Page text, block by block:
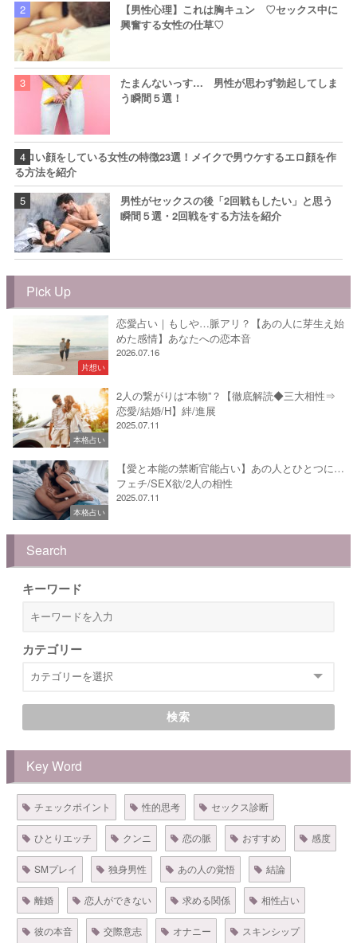
【男性心理】これは胸キュン ♡セックス中に
興奮する女性の仕草♡
たまんないっす… 男性が思わず勃起してしま
う瞬間５選！
エロい顔をしている女性の特徴23選！メイクで男ウケするエロ顔を作
る方法を紹介
男性がセックスの後「2回戦もしたい」と思う
瞬間５選・2回戦をする方法を紹介
Pick Up
片想い
恋愛占い｜もしや…脈アリ？【あの人に芽生え始
めた感情】あなたへの恋本音
2026.07.16
本格占い
2人の繋がりは“本物”？【徹底解読◆三大相性⇒
恋愛/結婚/H】絆/進展
2025.07.11
本格占い
【愛と本能の禁断官能占い】あの人とひとつに…
フェチ/SEX欲/2人の相性
2025.07.11
Search
キーワード
カテゴリー
検索
Key Word
チェックポイント 性的思考 セックス診断
ひとりエッチ クンニ 恋の脈 おすすめ 感度
SMプレイ 独身男性 あの人の覚悟 結論
離婚 恋人ができない 求める関係 相性占い
彼の本音 交際意志 オナニー スキンシップ